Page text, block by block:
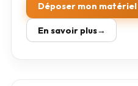
Déposer mon
En savoir plus